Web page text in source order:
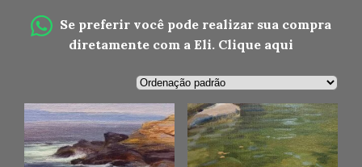
Se preferir você pode realizar sua compra
diretamente com a Eli. Clique aqui